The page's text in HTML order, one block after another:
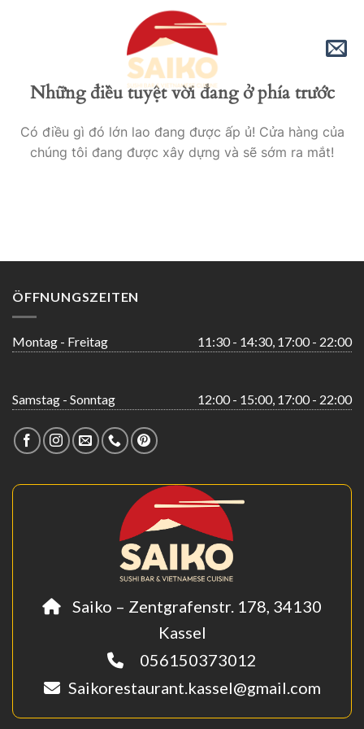
Những điều tuyệt vời đang ở phía trước
Có điều gì đó lớn lao đang được ấp ủ! Cửa hàng của
chúng tôi đang được xây dựng và sẽ sớm ra mắt!
ÖFFNUNGSZEITEN
Montag - Freitag 11:30 - 14:30, 17:00 - 22:00
Samstag - Sonntag 12:00 - 15:00, 17:00 - 22:00
Saiko – Zentgrafenstr. 178, 34130
Kassel
056150373012
Saikorestaurant.kassel@gmail.com